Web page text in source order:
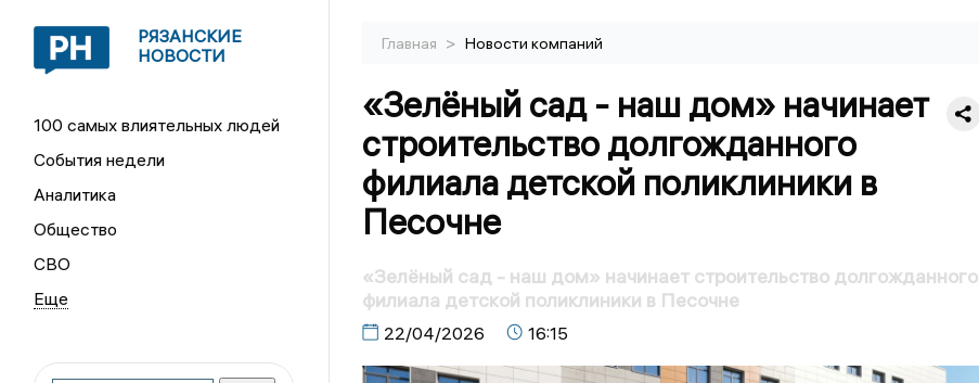
РЯЗАНСКИЕ
НОВОСТИ
100 самых влиятельных людей
События недели
Аналитика
Общество
СВО
Главная > Новости компаний
«Зелёный сад - наш дом» начинает
строительство долгожданного
филиала детской поликлиники в
Песочне
«Зелёный сад - наш дом» начинает строительство долгожданного
филиала детской поликлиники в Песочне
22/04/2026 16:15